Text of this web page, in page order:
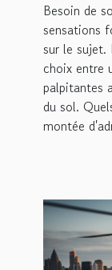
Besoin de
sensations
sur le sujet.
choix entre
palpitantes
du sol.
montée